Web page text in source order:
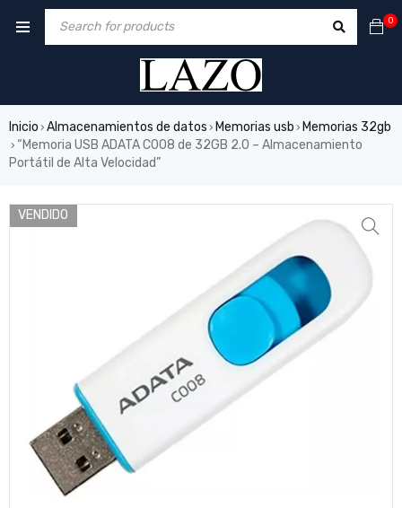
0
Inicio › Almacenamientos de datos › Memorias usb › Memorias 32gb
› “Memoria USB ADATA C008 de 32GB 2.0 – Almacenamiento
Portátil de Alta Velocidad”
VENDIDO